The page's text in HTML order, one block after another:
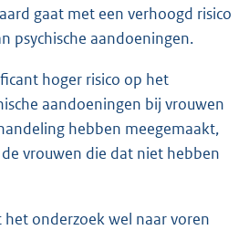
gaat met een verhoogd risico
psychische aandoeningen.
hoger risico op het
aandoeningen bij vrouwen
hebben meegemaakt,
vrouwen die dat niet hebben
het onderzoek wel naar voren